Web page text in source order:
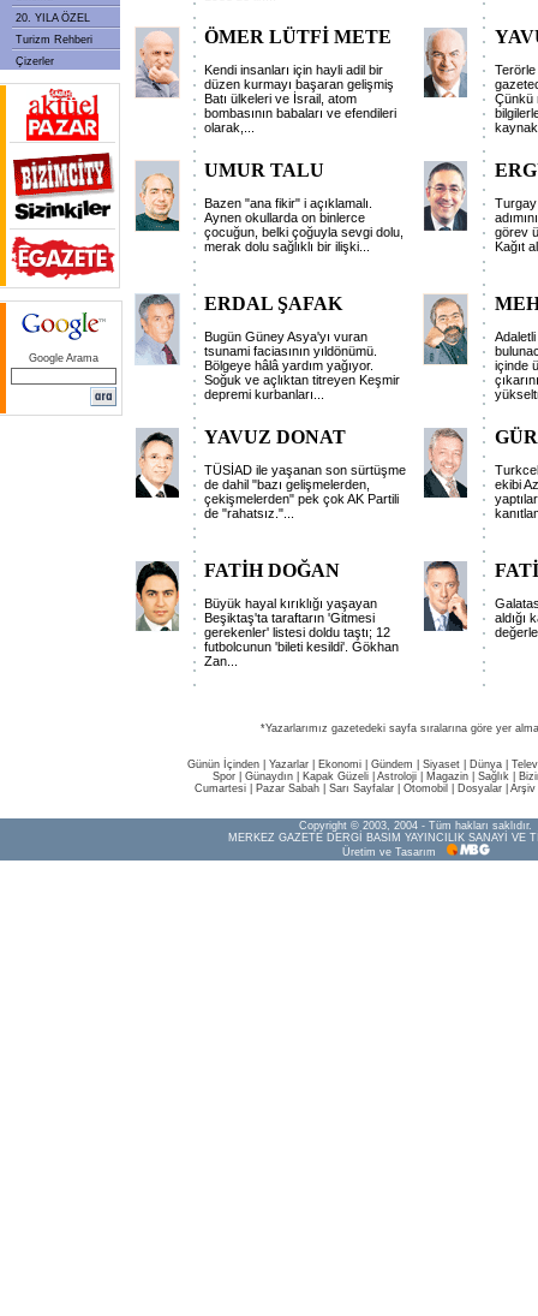
20. YILA ÖZEL
Turizm Rehberi
Çizerler
Google Arama
ÖMER LÜTFİ METE
Kendi insanları için hayli adil bir
düzen kurmayı başaran gelişmiş
Batı ülkeleri ve İsrail, atom
bombasının babaları ve efendileri
olarak,...
Terörle
Çünkü
UMUR TALU
Bazen "ana fikir" i açıklamalı.
Aynen okullarda on binlerce
çocuğun, belki çoğuyla sevgi dolu,
merak dolu sağlıklı bir ilişki...
görev
Kağıt
ERDAL ŞAFAK
Bugün Güney Asya'yı vuran
tsunami faciasının yıldönümü.
Bölgeye hâlâ yardım yağıyor.
Soğuk ve açlıktan titreyen Keşmir
depremi kurbanları...
içinde
YAVUZ DONAT
TÜSİAD ile yaşanan son sürtüşme
de dahil "bazı gelişmelerden,
çekişmelerden" pek çok AK Partili
de "rahatsız."...
ekibi
FATİH DOĞAN
Büyük hayal kırıklığı yaşayan
Beşiktaş'ta taraftarın 'Gitmesi
gerekenler' listesi doldu taştı; 12
futbolcunun 'bileti kesildi'. Gökhan
Zan...
aldığı
*Yazarlarımız gazetedeki sayfa sıralarına göre yer
Günün İçinden Yazarlar Ekonomi Gündem Siyaset Dünya |
Spor
Günaydın Kapak Güzeli Astroloji Magazin Sağlık
Cumartesi
Pazar Sabah Sarı Sayfalar Otomobil Dosyalar Arşiv
Copyright © 2003, 2004 - Tüm hakları saklıdır.
MERKEZ GAZETE DERGİ BASIM YAYINCILIK SANAYİ VE
Üretim ve Tasarım